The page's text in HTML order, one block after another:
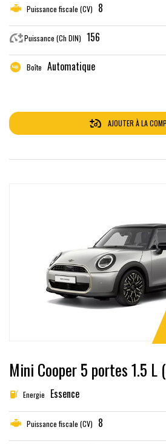
Puissance fiscale (CV) 8
Puissance (Ch DIN) 156
Boîte Automatique
AJOUTER À LA
Mini Cooper 5 portes 1.5
Energie Essence
Puissance fiscale (CV) 8